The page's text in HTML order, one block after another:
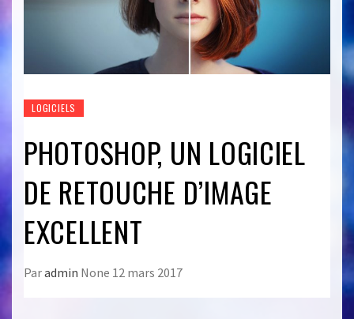
LOGICIELS
PHOTOSHOP, UN LOGICIEL
DE RETOUCHE D’IMAGE
EXCELLENT
Paradmin None 12 mars 2017